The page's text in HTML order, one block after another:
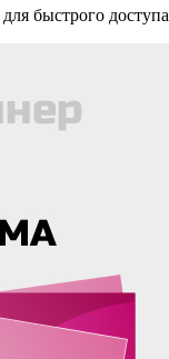
быстрого доступа